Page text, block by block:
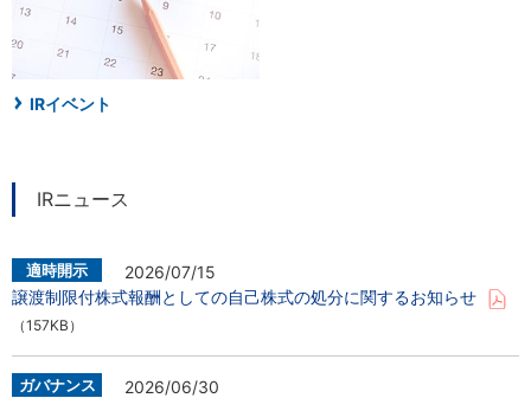
IRイベント
IRニュース
2026/07/15
譲渡制限付株式報酬としての自己株式の処分に関するお知らせ
（157KB）
2026/06/30